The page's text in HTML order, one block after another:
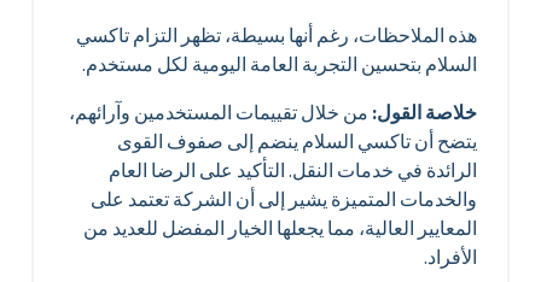
هذه الملاحظات، رغم أنها بسيطة، تظهر التزام تاكسي
السلام بتحسين التجربة العامة اليومية لكل مستخدم.
خلاصة القول:من خلال تقييمات المستخدمين وآرائهم،
يتضح أن تاكسي السلام ينضم إلى صفوف القوى
الرائدة في خدمات النقل. التأكيد على الرضا العام
والخدمات المتميزة يشير إلى أن الشركة تعتمد على
المعايير العالية، مما يجعلها الخيار المفضل للعديد من
الأفراد.